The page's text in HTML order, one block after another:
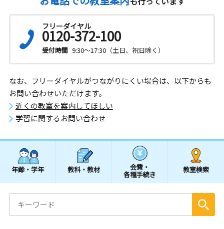
フリーダイヤル
0120-372-100
受付時間 9:30～17:30（土日、祝日除く）
なお、フリーダイヤルがつながりにくい場合は、以下からも
お問い合わせいただけます。
近くの教室を案内してほしい
学習に関するお問い合わせ
年齢・学年 教科・教材 会費・
各種手続き
教室検索